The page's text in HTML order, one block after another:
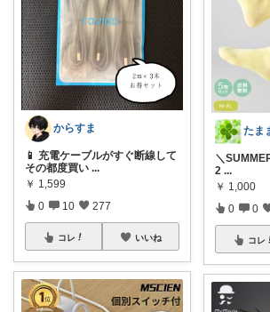
からすま
📱 充電ケーブルがすぐ断線して
その都度買い ...
￥ 1,599
0 10 277
コレ いいね
＼
2 ...
￥ 1,000
0 0
コレ